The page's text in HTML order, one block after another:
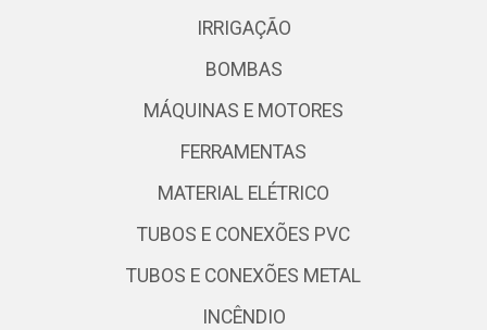
IRRIGAÇÃO
BOMBAS
MÁQUINAS E MOTORES
FERRAMENTAS
MATERIAL ELÉTRICO
TUBOS E CONEXÕES PVC
TUBOS E CONEXÕES METAL
INCÊNDIO